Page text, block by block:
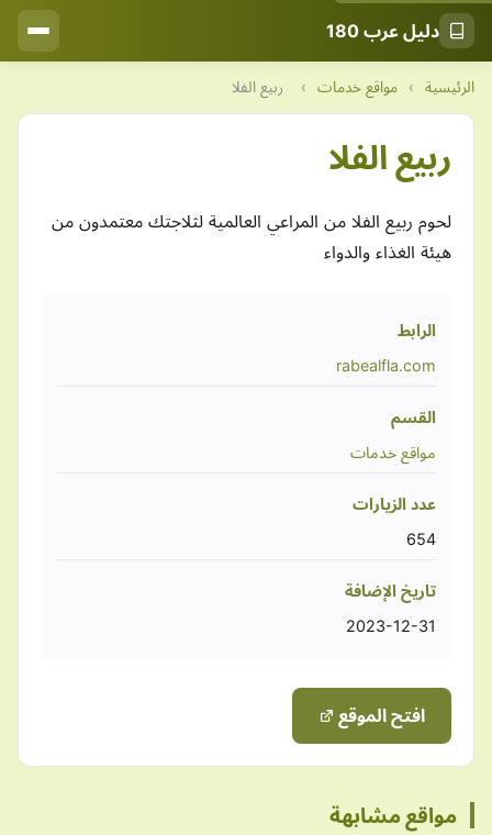
دليل عرب 180
الرئيسية › مواقع خدمات › ربيع الفلا
ربيع الفلا
لحوم ربيع الفلا من المراعي العالمية لثلاجتك معتمدون من
هيئة الغذاء والدواء
الرابط
rabealfla.com
القسم
مواقع خدمات
عدد الزيارات
654
تاريخ الإضافة
2023-12-31
افتح الموقع
مواقع مشابهة